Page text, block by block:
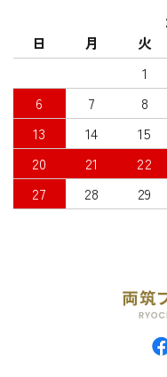
日
月 火
1
6
7 8
13
14 15
20
21 22
27
28 29